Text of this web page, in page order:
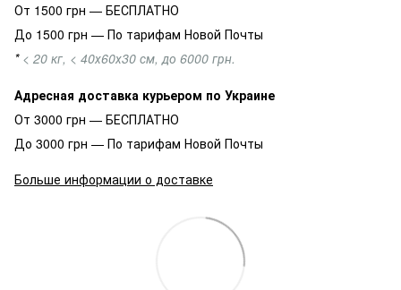
От 1500 грн — БЕСПЛАТНО
До 1500 грн — По тарифам Новой Почты
* < 20 кг, < 40х60х30 см, до 6000 грн.
Адресная доставка курьером по Украине
От 3000 грн — БЕСПЛАТНО
До 3000 грн — По тарифам Новой Почты
Больше информации о доставке